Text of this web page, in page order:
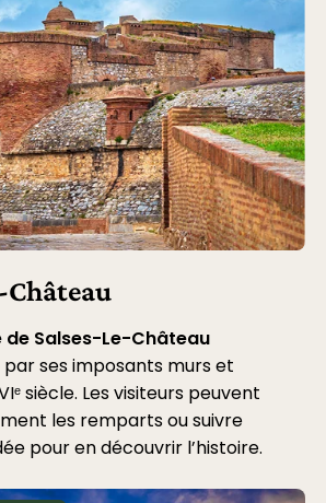
Salses-Le-Château
ses imposants murs et
siècle. Les visiteurs peuvent
les remparts ou suivre
pour en découvrir l’histoire.